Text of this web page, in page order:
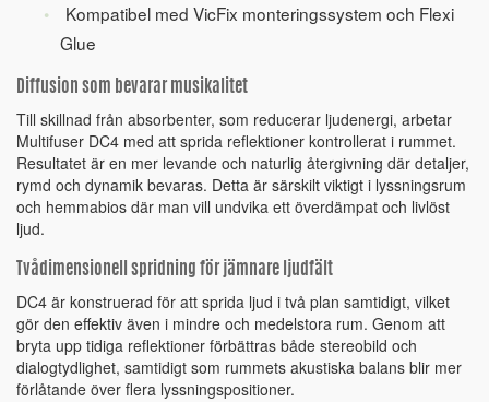
Kompatibel med VicFix monteringssystem och Flexi
Glue
Diffusion som bevarar musikalitet
Till skillnad från absorbenter, som reducerar ljudenergi, arbetar
Multifuser DC4 med att sprida reflektioner kontrollerat i rummet.
Resultatet är en mer levande och naturlig återgivning där detaljer,
rymd och dynamik bevaras. Detta är särskilt viktigt i lyssningsrum
och hemmabios där man vill undvika ett överdämpat och livlöst
ljud.
Tvådimensionell spridning för jämnare ljudfält
DC4 är konstruerad för att sprida ljud i två plan samtidigt, vilket
gör den effektiv även i mindre och medelstora rum. Genom att
bryta upp tidiga reflektioner förbättras både stereobild och
dialogtydlighet, samtidigt som rummets akustiska balans blir mer
förlåtande över flera lyssningspositioner.